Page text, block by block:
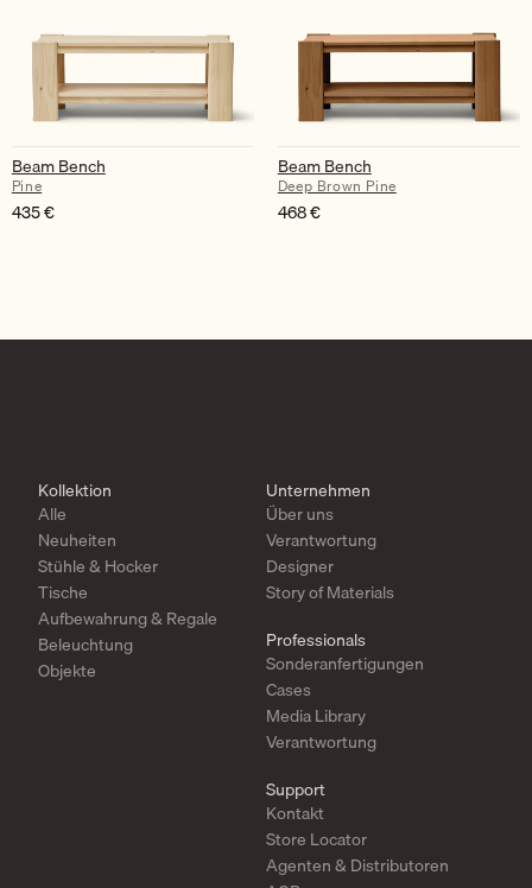
Beam Bench
Pine
435€
Beam Bench
Deep Brown Pine
468€
Kollektion
Alle
Neuheiten
Stühle & Hocker
Tische
Aufbewahrung & Regale
Beleuchtung
Objekte
Unternehmen
Über uns
Verantwortung
Designer
Story of Materials
Professionals
Sonderanfertigungen
Cases
Media Library
Verantwortung
Support
Kontakt
Store Locator
Agenten & Distributoren